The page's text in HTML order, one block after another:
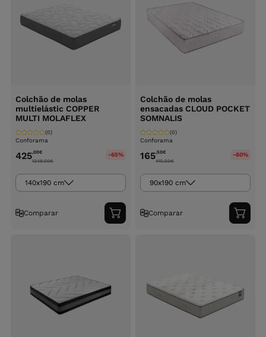
Colchão de molas
multielástic COPPER
MULTI MOLAFLEX
Conforama
(0)
425,00€
1248.00€
-65%
140x190 cm
Comparar
Adicionar
ao
Colchão de molas
ensacadas CLOUD POCKET
SOMNALIS
Conforama
(0)
165,50€
415.50€
-60%
90x190 cm
Comparar
ao